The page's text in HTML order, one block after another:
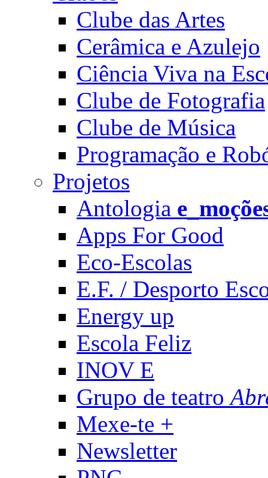
Clube das Artes
Cerâmica e Azulejo
Ciência Viva na
Clube de Fotografia
Clube de Música
Programação e
Projetos
Antologia
Apps For Good
Eco-Escolas
E.F. / Desporto
Energy up
Escola Feliz
INOV E
Grupo de teatro
Mexe-te +
Newsletter